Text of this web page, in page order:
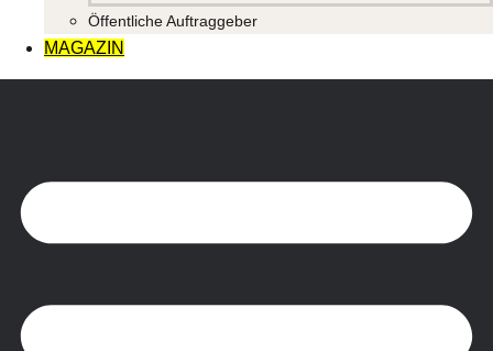
Öffentliche Auftraggeber
MAGAZIN